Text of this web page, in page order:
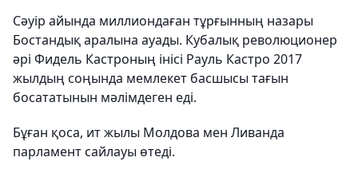
Сәуір айында миллиондаған тұрғынның назары
Бостандық аралына ауады. Кубалық революционер
әрі Фидель Кастроның інісі Рауль Кастро 2017
жылдың соңында мемлекет басшысы тағын
босататынын мәлімдеген еді.
Бұған қоса, ит жылы Молдова мен Ливанда
парламент сайлауы өтеді.